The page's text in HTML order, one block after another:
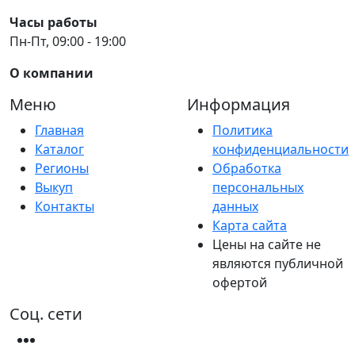
Часы работы
Пн-Пт, 09:00 - 19:00
О компании
Меню
Главная
Каталог
Регионы
Выкуп
Контакты
Информация
Политика
конфиденциальности
Обработка
персональных
данных
Карта сайта
Цены на сайте не
являются публичной
офертой
Соц. сети